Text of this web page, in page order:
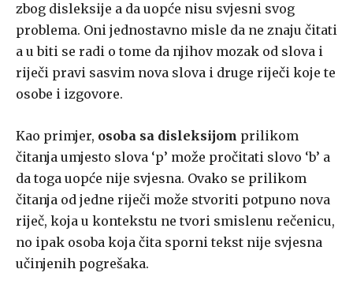
zbog disleksije a da uopće nisu svjesni svog
problema. Oni jednostavno misle da ne znaju čitati
a u biti se radi o tome da njihov mozak od slova i
riječi pravi sasvim nova slova i druge riječi koje te
osobe i izgovore.
Kao primjer, osoba sa disleksijom prilikom
čitanja umjesto slova ‘p’ može pročitati slovo ‘b’ a
da toga uopće nije svjesna. Ovako se prilikom
čitanja od jedne riječi može stvoriti potpuno nova
riječ, koja u kontekstu ne tvori smislenu rečenicu,
no ipak osoba koja čita sporni tekst nije svjesna
učinjenih pogrešaka.